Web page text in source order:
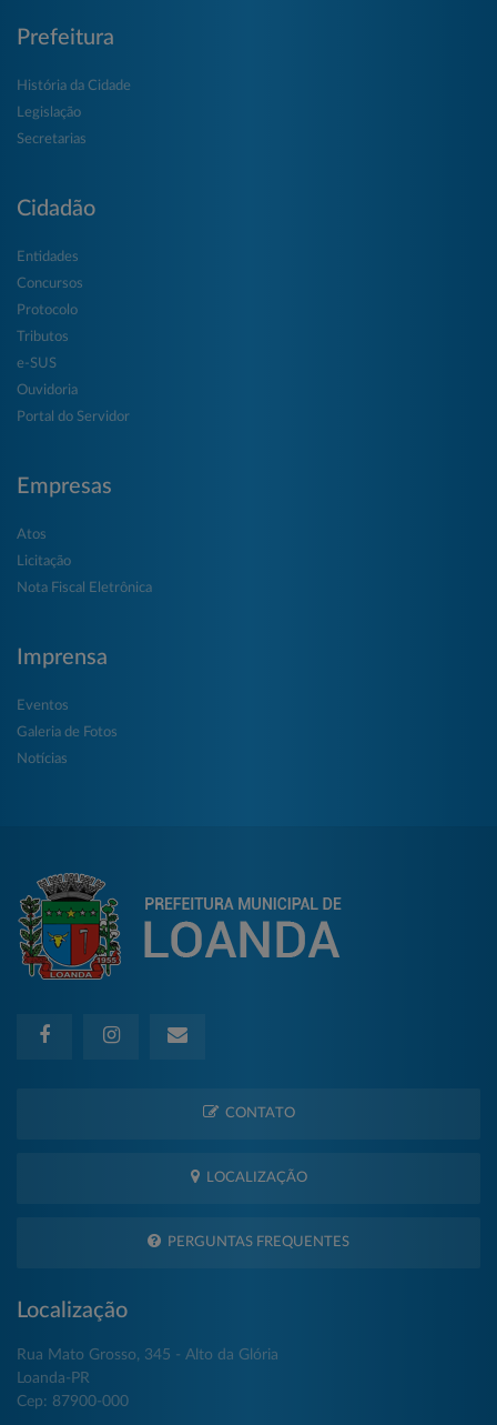
Prefeitura
História da Cidade
Legislação
Secretarias
Cidadão
Entidades
Concursos
Protocolo
Tributos
e-SUS
Ouvidoria
Portal do Servidor
Empresas
Atos
Licitação
Nota Fiscal Eletrônica
Imprensa
Eventos
Galeria de Fotos
Notícias
CONTATO
LOCALIZAÇÃO
PERGUNTAS FREQUENTES
Localização
Rua Mato Grosso, 345 - Alto da Glória
Loanda-PR
Cep: 87900-000